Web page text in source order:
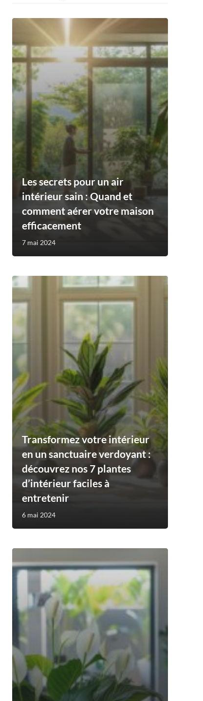
Les secrets pour un air
intérieur sain : Quand et
comment aérer votre maison
efficacement
7 mai 2024
Transformez votre intérieur
en un sanctuaire verdoyant :
découvrez nos 7 plantes
d’intérieur faciles à
entretenir
6 mai 2024